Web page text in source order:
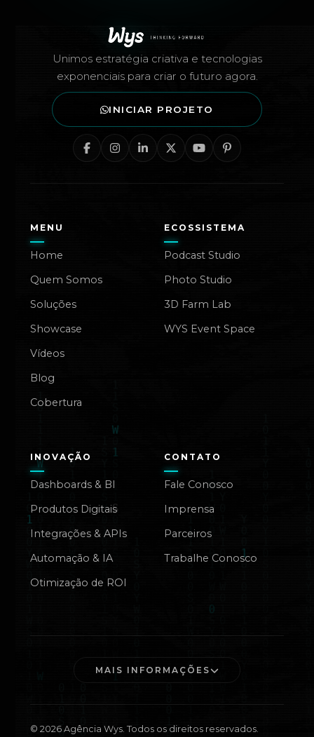
Unimos estratégia criativa e tecnologias
exponenciais para criar o futuro agora.
INICIAR PROJETO
MENU
Home
Quem Somos
Soluções
Showcase
Vídeos
Blog
Cobertura
ECOSSISTEMA
Podcast Studio
Photo Studio
3D Farm Lab
WYS Event Space
INOVAÇÃO
Dashboards & BI
Produtos Digitais
Integrações & APIs
Automação & IA
Otimização de ROI
CONTATO
Fale Conosco
Imprensa
Parceiros
Trabalhe Conosco
MAIS INFORMAÇÕES
© 2026Agência Wys. Todos os direitos reservados.